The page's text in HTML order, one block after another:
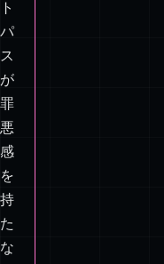
に
イ
ン
ポ
ー
ト
パ
ス
が
罪
悪